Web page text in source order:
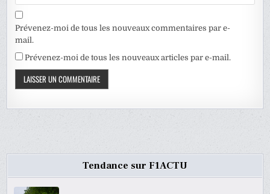
Prévenez-moi de tous les nouveaux commentaires par e-
mail.
Prévenez-moi de tous les nouveaux articles par e-mail.
Tendance sur F1ACTU